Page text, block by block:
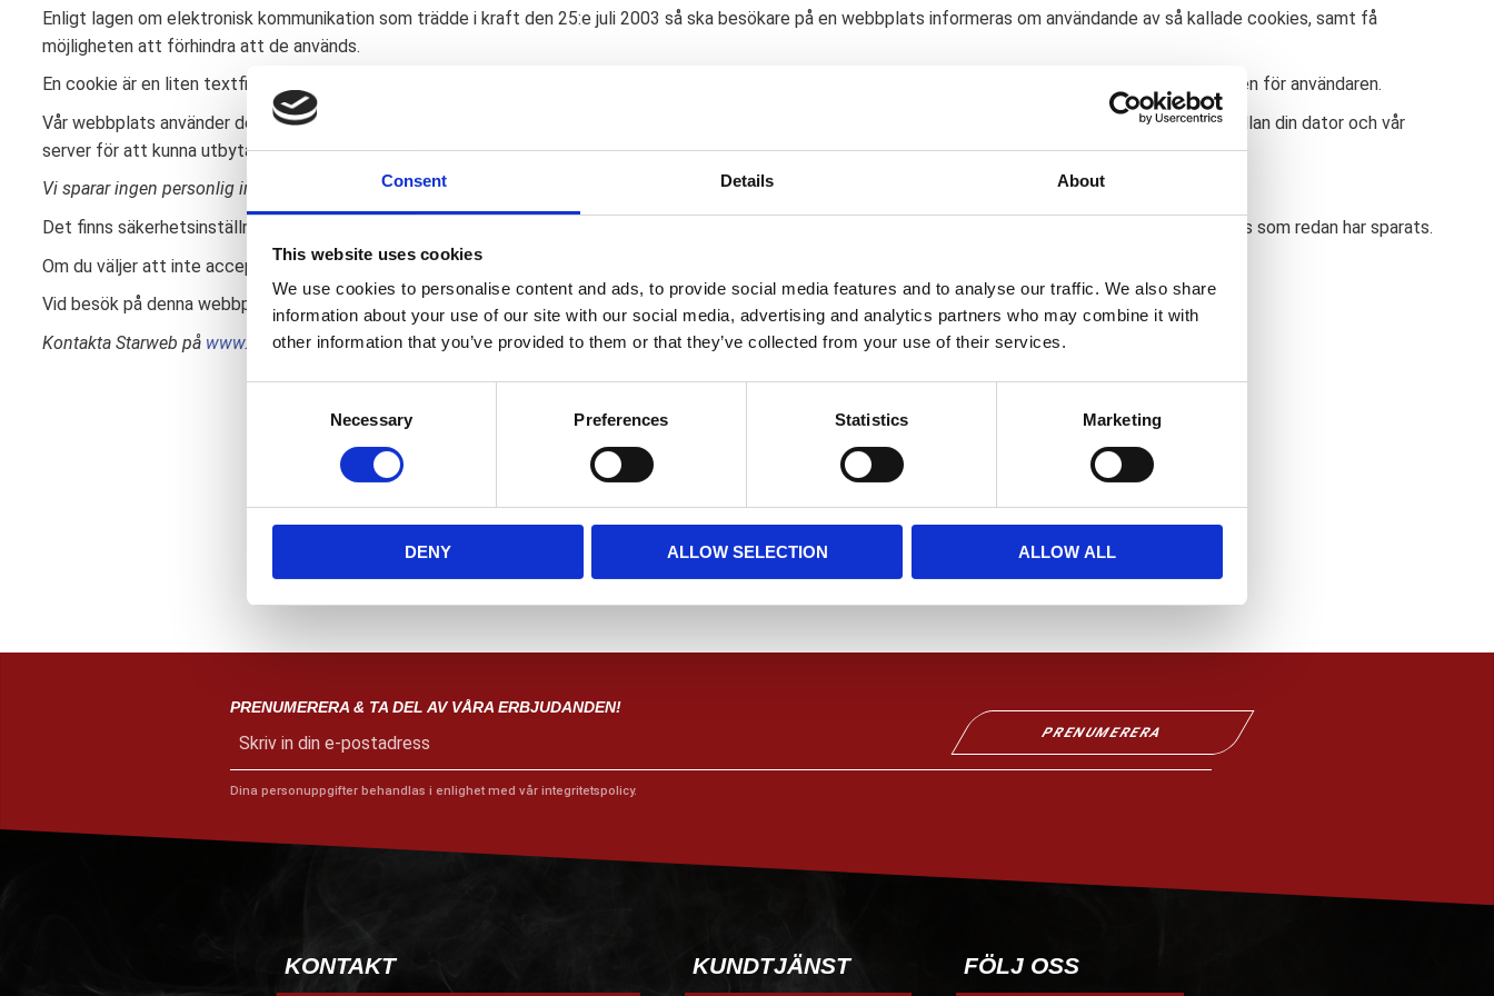
Consent Details About
This website uses cookies
We use cookies to personalise content and ads, to provide social media features and to analyse our traffic. We also share
information about your use of our site with our social media, advertising and analytics partners who may combine it with
other information that you’ve provided to them or that they’ve collected from your use of their services.
e
t
i
o
n
Necessary Preferences Statistics Marketing
DENY ALLOW SELECTION ALLOW ALL
Enligt lagen om elektronisk kommunikation som trädde i kraft den 25:e juli 2003 så ska besökare på en webbplats informeras om användande av så kallade cookies, samt få
möjligheten att förhindra att de används.
En cookie är en liten textfil (oftast mindre än 1 kB) som sparas i din dator och lagrar information. Cookies används bland annat för att förbättra webbplatsen för användaren.
Vår webbplats använder den vänliga varianten av cookies, så kallade session cookies. När du är inne och surfar på en webbsida, skickas session cookies mellan din dator och vår
server för att kunna utbyta information. Det kan till exempel gälla vad du har lagt i din varukorg, eller om du är inloggad på Mina sidor.
Vi sparar ingen personlig information via session cookies.
Session cookies lagras inte permanent i din dator, utan försvinner när du stänger din webbläsare.
Det finns säkerhetsinställningar i de flesta webbläsare som kan avaktivera session cookies. Oftast går det också bra att ta bort eventuella session cookies som redan har sparats.
Om du väljer att inte acceptera session cookies på vår webbplats, kommer webbplatsen inte att fungera tillfredsställande.
Vid besök på denna webbplats sker automatisk registrering av din IP-adress för mätning av besöksfrekvens.
Kontakta Starweb på www.starweb.seför vidare information om session cookies i webbutiken.
PRENUMERERA & TA DEL AV VÅRA ERBJUDANDEN!
PRENUMERERA
Dina personuppgifter behandlas i enlighet med vår integritetspolicy.
KONTAKT KUNDTJÄNST FÖLJ OSS